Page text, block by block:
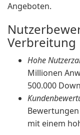
Angeboten.
Verbreitung
Hohe
Millionen
500.000
mit einem